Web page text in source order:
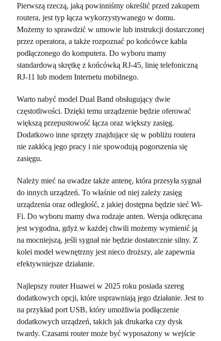
Pierwszą rzeczą, jaką powinniśmy określić przed zakupem
routera, jest typ łącza wykorzystywanego w domu.
Możemy to sprawdzić w umowie lub instrukcji dostarczonej
przez operatora, a także rozpoznać po końcówce kabla
podłączonego do komputera. Do wyboru mamy
standardową skrętkę z końcówką RJ-45, linię telefoniczną
RJ-11 lub modem Internetu mobilnego.
Warto nabyć model Dual Band obsługujący dwie
częstotliwości. Dzięki temu urządzenie będzie oferować
większą przepustowość łącza oraz większy zasięg.
Dodatkowo inne sprzęty znajdujące się w pobliżu routera
nie zakłócą jego pracy i nie spowodują pogorszenia się
zasięgu.
Należy mieć na uwadze także antenę, która przesyła sygnał
do innych urządzeń. To właśnie od niej zależy zasięg
urządzenia oraz odległość, z jakiej dostępna będzie sieć Wi-
Fi. Do wyboru mamy dwa rodzaje anten. Wersja odkręcana
jest wygodna, gdyż w każdej chwili możemy wymienić ją
na mocniejszą, jeśli sygnał nie będzie dostatecznie silny. Z
kolei model wewnętrzny jest nieco droższy, ale zapewnia
efektywniejsze działanie.
Najlepszy router Huawei w 2025 roku posiada szereg
dodatkowych opcji, które usprawniają jego działanie. Jest to
na przykład port USB, który umożliwia podłączenie
dodatkowych urządzeń, takich jak drukarka czy dysk
twardy. Czasami router może być wyposażony w wejście